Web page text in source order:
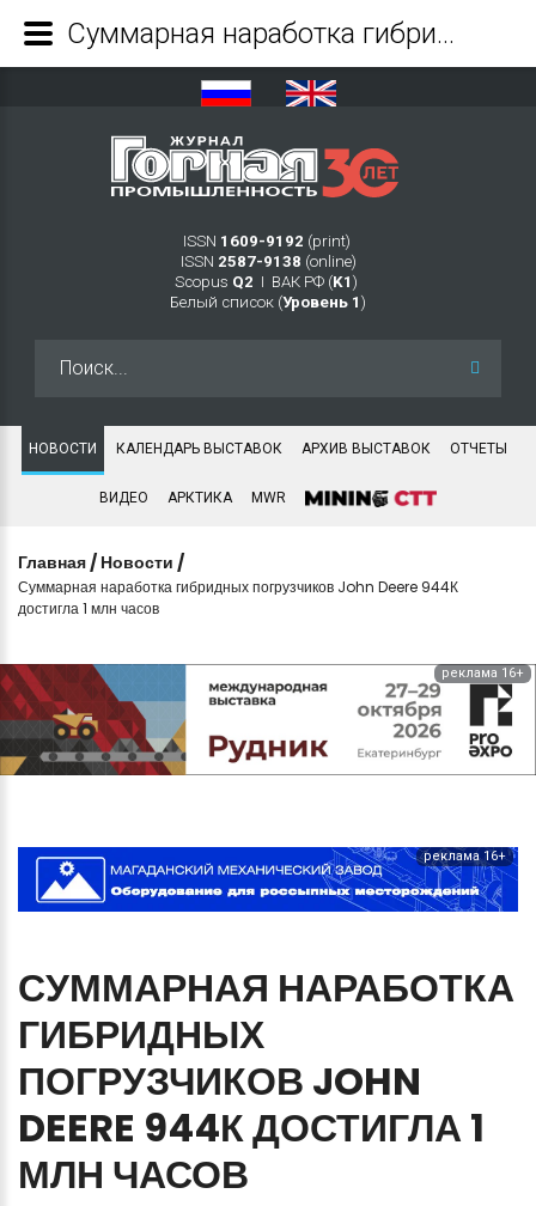
ISSN 1609-9192 (print)
ISSN 2587-9138 (online)
Scopus Q2 Ι ВАК РФ (K1 )
Белый список (Уровень 1 )
НОВОСТИ КАЛЕНДАРЬ ВЫСТАВОК АРХИВ ВЫСТАВОК ОТЧЕТЫ
ВИДЕО АРКТИКА MWR
Главная / Новости /
Суммарная наработка гибридных погрузчиков John Deere 944К
достигла 1 млн часов
реклама 16+
реклама 16+
СУММАРНАЯ НАРАБОТКА
ГИБРИДНЫХ
ПОГРУЗЧИКОВ JOHN
DEERE 944КДОСТИГЛА 1
МЛН ЧАСОВ
Суммарная наработка гибридных погрузчиков John Deere 944К достигла 1 млн часов - Журнал Горная промышленность